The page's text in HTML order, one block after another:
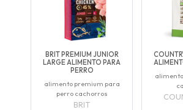
BRIT PREMIUM JUNIOR
LARGE ALIMENTO PARA
PERRO
alimento premium para
perro cachorros
BRIT